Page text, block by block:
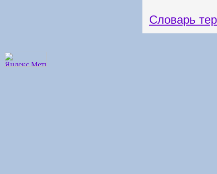
Словарь